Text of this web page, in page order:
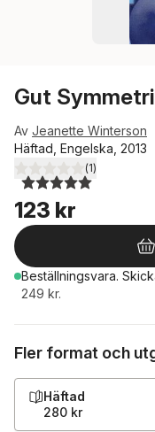
Gut
Av Jeanette Winterson
Häftad, Engelska, 2013
5,0utav 5 stjärnor. Totalt
(1)
123 kr
Beställningsvara.
249 kr.
Fler format och
Häftad
280 kr